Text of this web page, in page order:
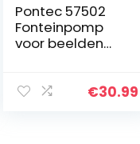
Pontec 57502
Fonteinpomp
voor beelden
fonteinpomp
€30.99